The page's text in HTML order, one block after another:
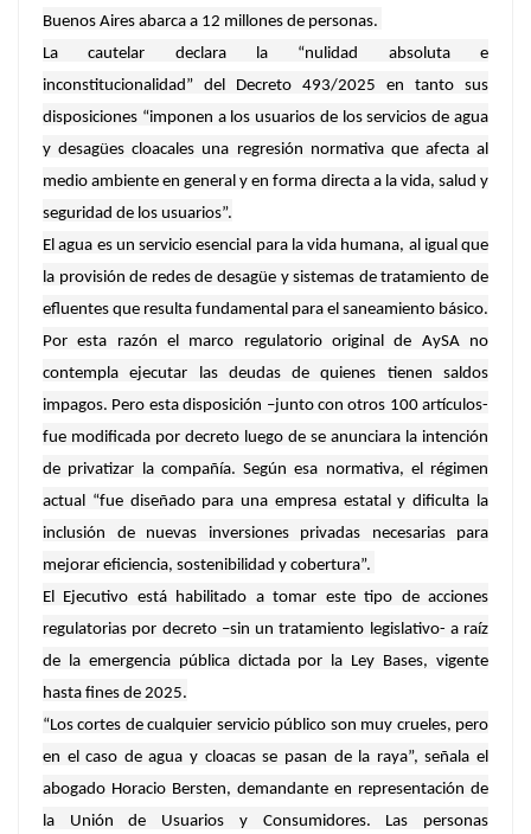
Buenos Aires abarca a 12 millones de personas.
La cautelar declara la “nulidad absoluta e
inconstitucionalidad” del Decreto 493/2025 en tanto sus
disposiciones “imponen a los usuarios de los servicios de agua
y desagües cloacales una regresión normativa que afecta al
medio ambiente en general y en forma directa a la vida, salud y
seguridad de los usuarios”.
El agua es un servicio esencial para la vida humana, al igual que
la provisión de redes de desagüe y sistemas de tratamiento de
efluentes que resulta fundamental para el saneamiento básico.
Por esta razón el marco regulatorio original de AySA no
contempla ejecutar las deudas de quienes tienen saldos
impagos. Pero esta disposición –junto con otros 100 artículos-
fue modificada por decreto luego de se anunciara la intención
de privatizar la compañía. Según esa normativa, el régimen
actual “fue diseñado para una empresa estatal y dificulta la
inclusión de nuevas inversiones privadas necesarias para
mejorar eficiencia, sostenibilidad y cobertura”.
El Ejecutivo está habilitado a tomar este tipo de acciones
regulatorias por decreto –sin un tratamiento legislativo- a raíz
de la emergencia pública dictada por la Ley Bases, vigente
hasta fines de 2025.
“Los cortes de cualquier servicio público son muy crueles, pero
en el caso de agua y cloacas se pasan de la raya”, señala el
abogado Horacio Bersten, demandante en representación de
la Unión de Usuarios y Consumidores. Las personas